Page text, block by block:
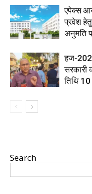
एपेक्स
प्रवेश
अनुमति
हज-
सरकारी
तिथि
Search